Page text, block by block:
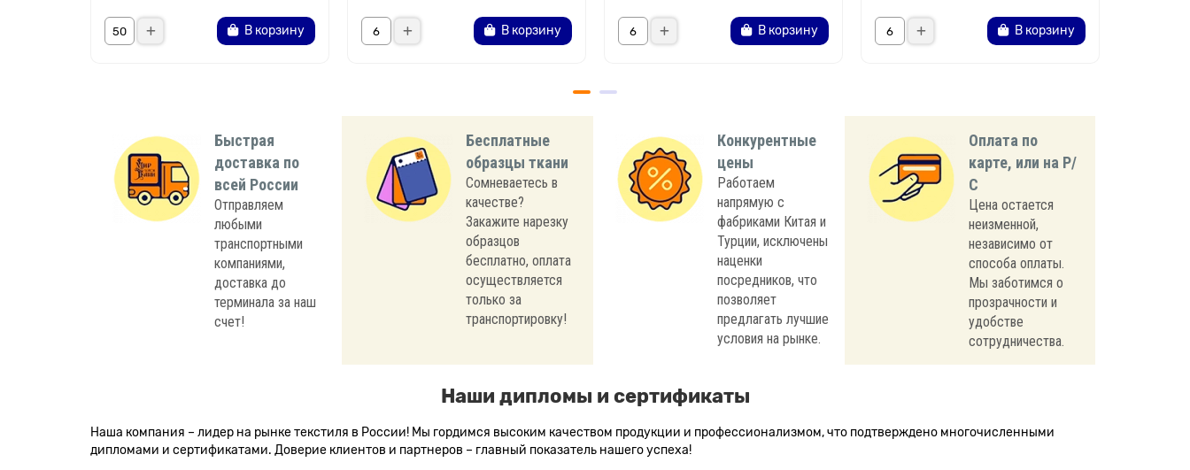
В корзину В корзину В корзину В корзину
Быстрая
доставка по
всей России
Отправляем
любыми
транспортными
компаниями,
доставка до
терминала за наш
счет!
Бесплатные
образцы ткани
Сомневаетесь в
качестве?
Закажите нарезку
образцов
бесплатно, оплата
осуществляется
только за
транспортировку!
Конкурентные
цены
Работаем
напрямую с
фабриками Китая и
Турции, исключены
наценки
посредников, что
позволяет
предлагать лучшие
условия на рынке.
Оплата по
карте, или на Р/
С
Цена остается
неизменной,
независимо от
способа оплаты.
Мы заботимся о
прозрачности и
удобстве
сотрудничества.
Наши дипломы и сертификаты
Наша компания – лидер на рынке текстиля в России! Мы гордимся высоким качеством продукции и профессионализмом, что подтверждено многочисленными
дипломами и сертификатами. Доверие клиентов и партнеров – главный показатель нашего успеха!